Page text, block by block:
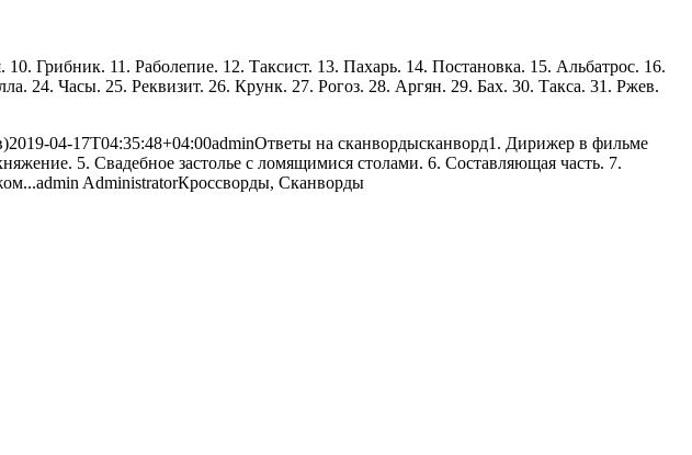
Грибник. 11. Раболепие. 12. Таксист. 13. Пахарь. 14. Постановка. 15. Альбатрос. 16.
24. Часы. 25. Реквизит. 26. Крунк. 27. Рогоз. 28. Аргян. 29. Бах. 30. Такса. 31. Ржев.
2019-04-17T04:35:48+04:00adminОтветы на сканвордысканворд1. Дирижер в фильме
5. Свадебное застолье с ломящимися столами. 6. Составляющая часть. 7.
admin AdministratorКроссворды, Сканворды